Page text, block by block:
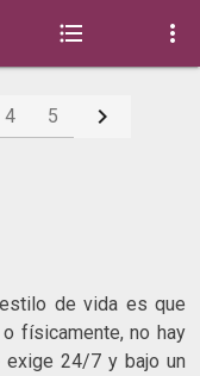
 
4 5 
de vida es que
físicamente, no hay
exige 24/7 y bajo un